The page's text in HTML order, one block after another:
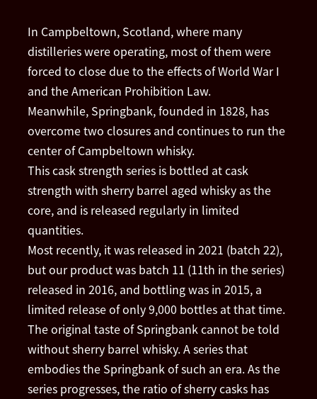
In Campbeltown, Scotland, where many
distilleries were operating, most of them were
forced to close due to the effects of World War I
and the American Prohibition Law.
Meanwhile, Springbank, founded in 1828, has
overcome two closures and continues to run the
center of Campbeltown whisky.
This cask strength series is bottled at cask
strength with sherry barrel aged whisky as the
core, and is released regularly in limited
quantities.
Most recently, it was released in 2021 (batch 22),
but our product was batch 11 (11th in the series)
released in 2016, and bottling was in 2015, a
limited release of only 9,000 bottles at that time.
The original taste of Springbank cannot be told
without sherry barrel whisky. A series that
embodies the Springbank of such an era. As the
series progresses, the ratio of sherry casks has